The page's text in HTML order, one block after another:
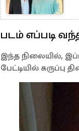
படம் எப்படி
இந்த நிலையில்,
பேட்டியில் கருப்பு